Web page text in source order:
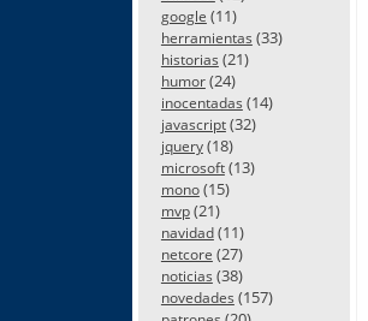
google (11)
herramientas (33)
historias (21)
humor(24)
inocentadas (14)
javascript(32)
jquery(18)
microsoft(13)
mono(15)
mvp(21)
navidad(11)
netcore (27)
noticias (38)
novedades (157)